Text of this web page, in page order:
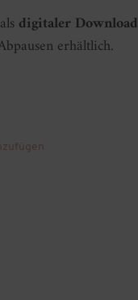
digitaler Download
erhältlich.